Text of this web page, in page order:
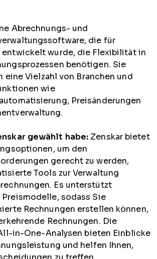
Abrechnungs- und
die für
entwickelt wurde, die Flexibilität in
benötigen. Sie
eine Vielzahl von Branchen und
wie
Preisänderungen
gewählt habe: Zenskar bietet
um den
gerecht zu werden,
Tools zur Verwaltung
Es unterstützt
sodass Sie
Rechnungen erstellen können,
Rechnungen. Die
in-One-Analysen bieten Einblicke
und helfen Ihnen,
zu treffen.